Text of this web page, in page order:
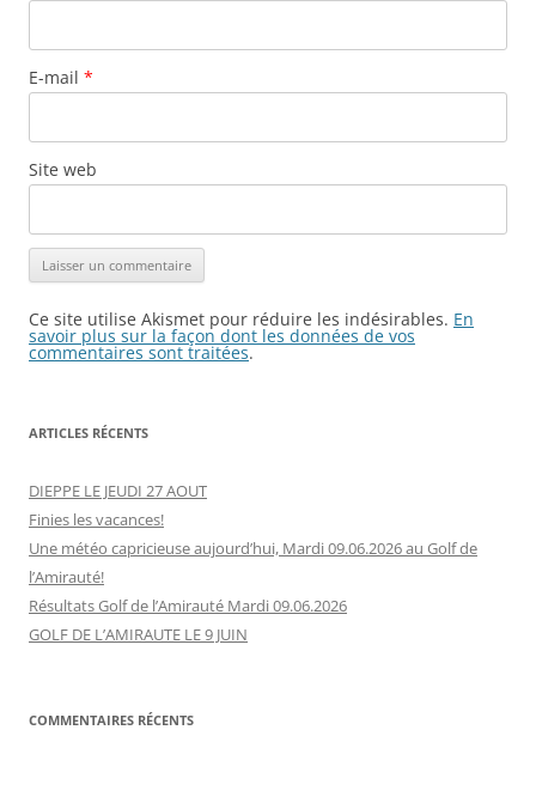
E-mail *
Site web
Ce site utilise Akismet pour réduire les indésirables. En
savoir plus sur la façon dont les données de vos
commentaires sont traitées.
ARTICLES RÉCENTS
DIEPPE LE JEUDI 27 AOUT
Finies les vacances!
Une météo capricieuse aujourd’hui, Mardi 09.06.2026 au Golf de
l’Amirauté!
Résultats Golf de l’Amirauté Mardi 09.06.2026
GOLF DE L’AMIRAUTE LE 9 JUIN
COMMENTAIRES RÉCENTS